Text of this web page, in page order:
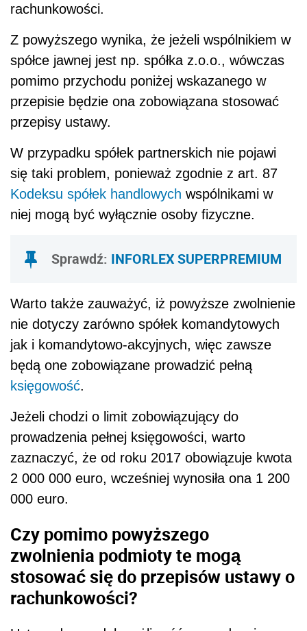
rachunkowości.
Z powyższego wynika, że jeżeli wspólnikiem w
spółce jawnej jest np. spółka z.o.o., wówczas
pomimo przychodu poniżej wskazanego w
przepisie będzie ona zobowiązana stosować
przepisy ustawy.
W przypadku spółek partnerskich nie pojawi
się taki problem, ponieważ zgodnie z art. 87
Kodeksu spółek handlowych wspólnikami w
niej mogą być wyłącznie osoby fizyczne.
Sprawdź: INFORLEX SUPERPREMIUM
Warto także zauważyć, iż powyższe zwolnienie
nie dotyczy zarówno spółek komandytowych
jak i komandytowo-akcyjnych, więc zawsze
będą one zobowiązane prowadzić pełną
księgowość.
Jeżeli chodzi o limit zobowiązujący do
prowadzenia pełnej księgowości, warto
zaznaczyć, że od roku 2017 obowiązuje kwota
2 000 000 euro, wcześniej wynosiła ona 1 200
000 euro.
Czy pomimo powyższego
zwolnienia podmioty te mogą
stosować się do przepisów ustawy o
rachunkowości?